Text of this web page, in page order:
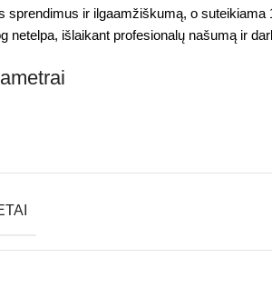
sprendimus ir ilgaamžiškumą, o
netelpa, išlaikant profesionalų našumą ir